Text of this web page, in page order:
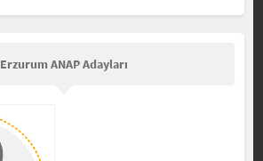
Erzurum ANAP Adayları